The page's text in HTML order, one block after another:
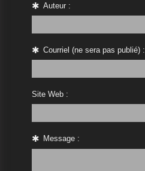
Auteur :
Courriel (ne sera pas publié) :
Site Web :
Message :